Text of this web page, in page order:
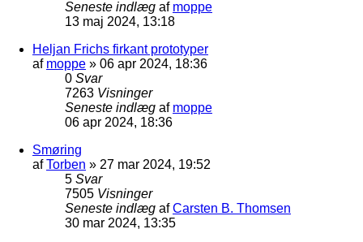
Seneste indlæg af moppe
13 maj 2024, 13:18
Heljan Frichs firkant prototyper
af moppe » 06 apr 2024, 18:36
0 Svar
7263 Visninger
Seneste indlæg af moppe
06 apr 2024, 18:36
Smøring
afTorben » 27 mar 2024, 19:52
5 Svar
7505 Visninger
Seneste indlæg afCarsten B. Thomsen
30 mar 2024, 13:35